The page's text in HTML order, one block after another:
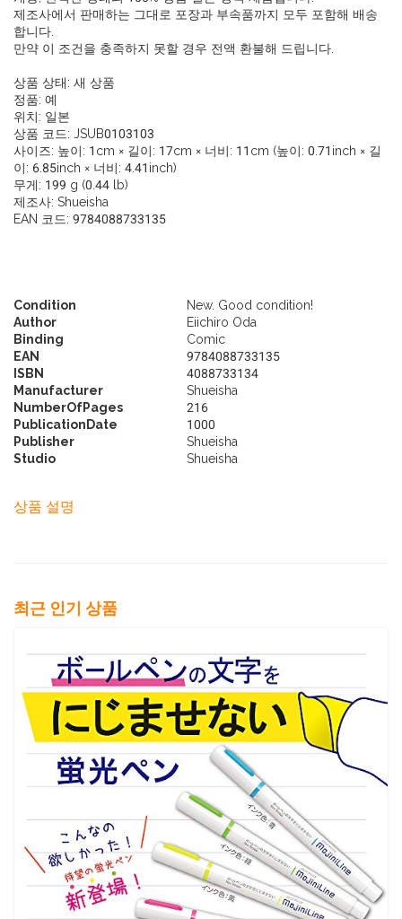
제조사에서 판매하는 그대로 포장과 부속품까지 모두 포함해 배송
합니다.
만약 이 조건을 충족하지 못할 경우 전액 환불해 드립니다.
상품 상태: 새 상품
정품: 예
위치: 일본
상품 코드: JSUB0103103
사이즈: 높이: 1cm × 길이: 17cm × 너비: 11cm (높이: 0.71inch × 길
이: 6.85inch × 너비: 4.41inch)
무게: 199 g (0.44 lb)
제조사: Shueisha
EAN 코드: 9784088733135
Condition
New. Good condition!
Author
Eiichiro Oda
Binding
Comic
EAN
9784088733135
ISBN
4088733134
Manufacturer
Shueisha
NumberOfPages
216
PublicationDate
1000
Publisher
Shueisha
Studio
Shueisha
상품 설명
최근 인기 상품